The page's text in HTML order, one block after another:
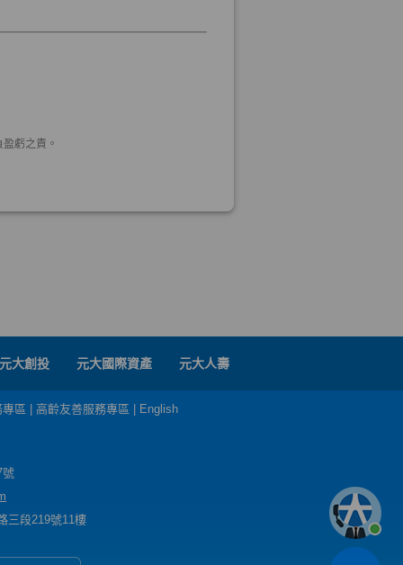
元大創投 元大國際資產 元大人壽
區 高齡友善服務專區 English
號
三段219號11樓